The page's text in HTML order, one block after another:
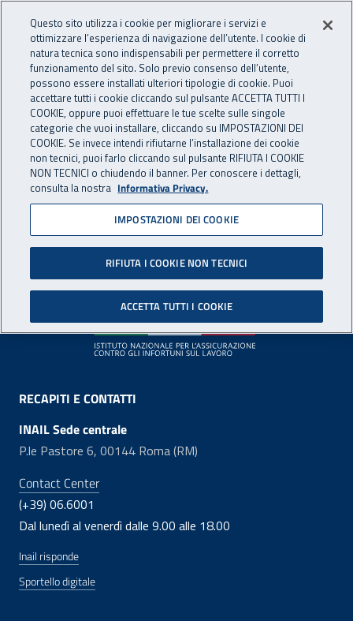
INAIL - Istituto Nazionale
Apri cerca
Navigazione principale
Pagina non disponibile
Il contenuto non è stato trovato. Per continuare la
navigazione è possibile ritornare alla
Footer
RECAPITI E CONTATTI
INAIL Sede centrale
P.le Pastore 6, 00144 Roma (RM)
Contact Center
(+39) 06.6001
Dal lunedì al venerdì dalle 9.00 alle 18.00
Inail risponde
Sportello digitale
Questo sito utilizza i cookie per migliorare i servizi e
ottimizzare l’esperienza di navigazione dell’utente. I cookie di
natura tecnica sono indispensabili per permettere il corretto
funzionamento del sito. Solo previo consenso dell’utente,
possono essere installati ulteriori tipologie di cookie. Puoi
accettare tutti i cookie cliccando sul pulsante ACCETTA TUTTI I
COOKIE, oppure puoi effettuare le tue scelte sulle singole
categorie che vuoi installare, cliccando su IMPOSTAZIONI DEI
COOKIE. Se invece intendi rifiutarne l’installazione dei cookie
non tecnici, puoi farlo cliccando sul pulsante RIFIUTA I COOKIE
NON TECNICI o chiudendo il banner. Per conoscere i dettagli,
consulta la nostra Informativa Privacy.
IMPOSTAZIONI DEI COOKIE
RIFIUTA I COOKIE NON TECNICI
ACCETTA TUTTI I COOKIE